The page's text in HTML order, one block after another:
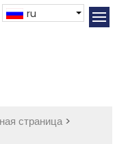
ru
страница>